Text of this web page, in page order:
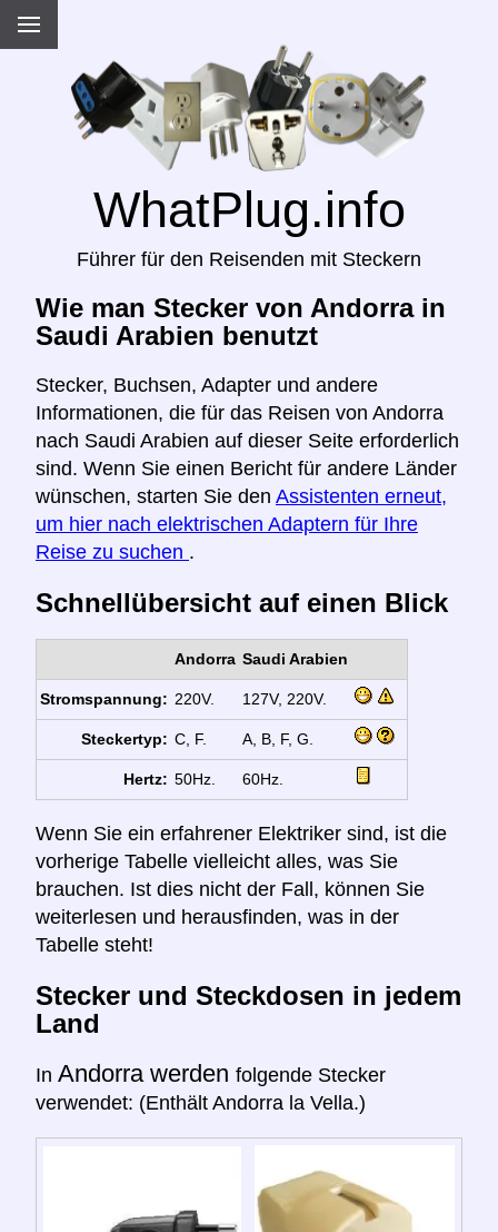
WhatPlug.info
Führer für den Reisenden mit Steckern
Wie man Stecker von Andorra in
Saudi Arabien benutzt
Stecker, Buchsen, Adapter und andere
Informationen, die für das Reisen von Andorra
nach Saudi Arabien auf dieser Seite erforderlich
sind. Wenn Sie einen Bericht für andere Länder
wünschen, starten Sie den Assistenten erneut,
um hier nach elektrischen Adaptern für Ihre
Reise zu suchen .
Schnellübersicht auf einen Blick
Andorra Saudi Arabien
Stromspannung: 220V. 127V, 220V.
Steckertyp: C, F. A, B, F, G.
Hertz: 50Hz. 60Hz.
Wenn Sie ein erfahrener Elektriker sind, ist die
vorherige Tabelle vielleicht alles, was Sie
brauchen. Ist dies nicht der Fall, können Sie
weiterlesen und herausfinden, was in der
Tabelle steht!
Stecker und Steckdosen in jedem
Land
In Andorra werden folgende Stecker
verwendet: (Enthält Andorra la Vella.)